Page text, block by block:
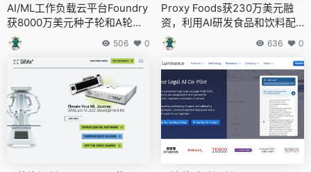
AI/ML工作负载云平台Foundry
获8000万美元种子轮和A轮融
资
506 0
Proxy Foods获230万美元融
资，利用AI研发食品和饮料配
方
636 0